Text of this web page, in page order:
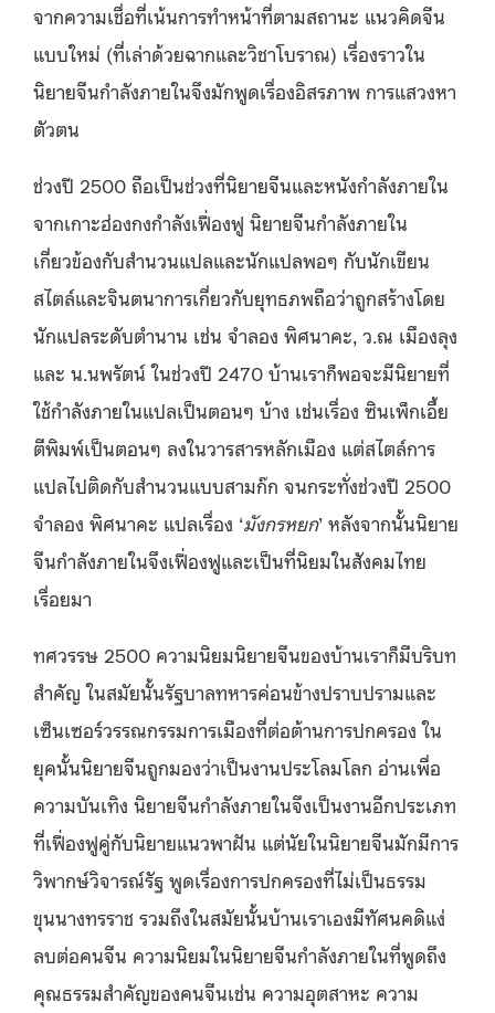
จากความเชื่อที่เน้นการทำหน้าที่ตามสถานะ แนวคิดจีน
แบบใหม่ (ที่เล่าด้วยฉากและวิชาโบราณ) เรื่องราวใน
นิยายจีนกำลังภายในจึงมักพูดเรื่องอิสรภาพ การแสวงหา
ตัวตน
ช่วงปี 2500 ถือเป็นช่วงที่นิยายจีนและหนังกำลังภายใน
จากเกาะฮ่องกงกำลังเฟื่องฟู นิยายจีนกำลังภายใน
เกี่ยวข้องกับสำนวนแปลและนักแปลพอๆ กับนักเขียน
สไตล์และจินตนาการเกี่ยวกับยุทธภพถือว่าถูกสร้างโดย
นักแปลระดับตำนาน เช่น จำลอง พิศนาคะ, ว.ณ เมืองลุง
และ น.นพรัตน์ ในช่วงปี 2470 บ้านเราก็พอจะมีนิยายที่
ใช้กำลังภายในแปลเป็นตอนๆ บ้าง เช่นเรื่อง ซินเพ็กเอี้ย
ตีพิมพ์เป็นตอนๆ ลงในวารสารหลักเมือง แต่สไตล์การ
แปลไปติดกับสำนวนแบบสามก๊ก จนกระทั่งช่วงปี 2500
จำลอง พิศนาคะ แปลเรื่อง ‘มังกรหยก’ หลังจากนั้นนิยาย
จีนกำลังภายในจึงเฟื่องฟูและเป็นที่นิยมในสังคมไทย
เรื่อยมา
ทศวรรษ 2500 ความนิยมนิยายจีนของบ้านเราก็มีบริบท
สำคัญ ในสมัยนั้นรัฐบาลทหารค่อนข้างปราบปรามและ
เซ็นเซอร์วรรณกรรมการเมืองที่ต่อต้านการปกครอง ใน
ยุคนั้นนิยายจีนถูกมองว่าเป็นงานประโลมโลก อ่านเพื่อ
ความบันเทิง นิยายจีนกำลังภายในจึงเป็นงานอีกประเภท
ที่เฟื่องฟูคู่กับนิยายแนวพาฝัน แต่นัยในนิยายจีนมักมีการ
วิพากษ์วิจารณ์รัฐ พูดเรื่องการปกครองที่ไม่เป็นธรรม
ขุนนางทรราช รวมถึงในสมัยนั้นบ้านเราเองมีทัศนคดิแง่
ลบต่อคนจีน ความนิยมในนิยายจีนกำลังภายในที่พูดถึง
คุณธรรมสำคัญของคนจีนเช่น ความอุตสาหะ ความ